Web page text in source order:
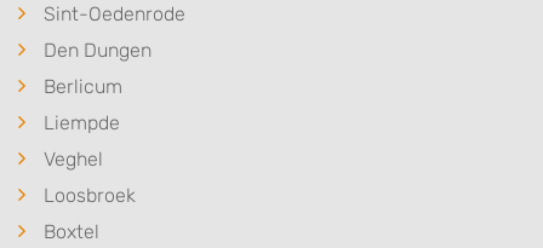
Sint-Oedenrode
Den Dungen
Berlicum
Liempde
Veghel
Loosbroek
Boxtel